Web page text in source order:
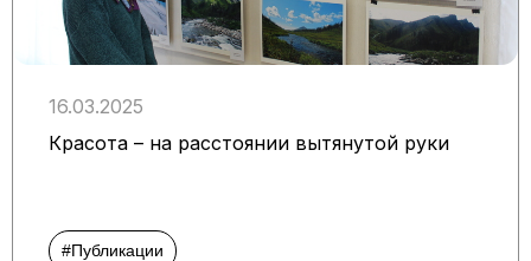
16.03.2025
Красота – на расстоянии вытянутой руки
#Публикации